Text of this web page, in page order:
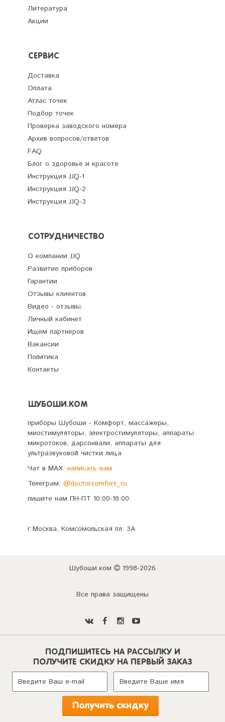
Литература
Акции
СЕРВИС
Доставка
Оплата
Атлас точек
Подбор точек
Проверка заводского номера
Архив вопросов/ответов
FAQ
Блог о здоровье и красоте
Инструкция JJQ-1
Инструкция JJQ-2
Инструкция JJQ-3
СОТРУДНИЧЕСТВО
О компании JJQ
Развитие приборов
Гарантии
Отзывы клиентов
Видео - отзывы
Личный кабинет
Ищем партнеров
Вакансии
Политика
Контакты
ШУБОШИ.КОМ
приборы Шубоши - Комфорт, массажеры,
миостимуляторы, электростимуляторы, аппараты
микротоков, дарсонвали, аппараты для
ультразвуковой чистки лица
Чат в MAX: написать нам
Телеграм: @doctorcomfort_ru
пишите нам ПН-ПТ 10:00-18:00
г.Москва, Комсомольская пл. 3А
Шубоши.ком 1998-2026
Все права защищены
ПОДПИШИТЕСЬ НА РАССЫЛКУ И
ПОЛУЧИТЕ СКИДКУ НА ПЕРВЫЙ ЗАКАЗ